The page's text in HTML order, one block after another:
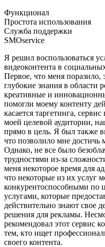
Функционал
Простота использования
Служба поддержки
SMOservice
Я решил воспользоваться
видеоконтента в
Первое, что меня поразило,
глубокие знания в
креативные и
помогли моему контенту
касается таргетинга,
моей целевой аудитории,
прямо в цель. Я был также
что позволило мне достичь
Однако, не все было
трудностями из-за
меня некоторое время для
что некоторые из их услуг
конкурентоспособными по
услугами, которые
действительно знают свое
решения для рекламы.
рекомендовал этот сервис
тем, кто ищет
своего контента.